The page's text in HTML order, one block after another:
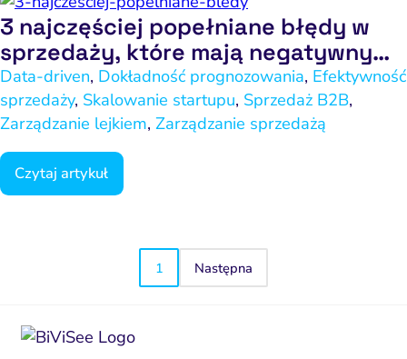
3 najczęściej popełniane błędy w
sprzedaży, które mają negatywny
wpływ na przychody i reputację firm
Data-driven, Dokładność prognozowania, Efektywność
sprzedaży, Skalowanie startupu, Sprzedaż B2B,
Zarządzanie lejkiem, Zarządzanie sprzedażą
Czytaj artykuł
1 Następna